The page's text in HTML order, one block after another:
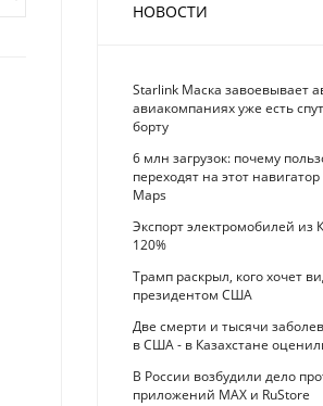
НОВОСТИ
Starlink Маска завоевывает
авиакомпаниях уже есть
борту
6 млн загрузок: почему
переходят на этот
Maps
Экспорт электромобилей из
120%
Трамп раскрыл, кого хочет
президентом США
Две смерти и тысячи
в США - в Казахстане
В России возбудили дело
приложений MAX и RuStore